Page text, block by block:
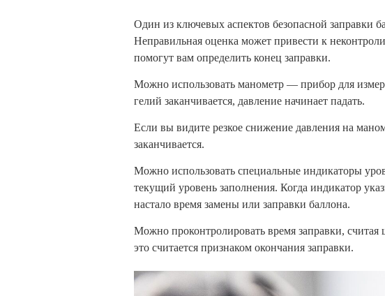
Один из ключевых аспектов безопасной заправки
Неправильная оценка может привести к
помогут вам определить конец заправки.
Можно использовать манометр — прибор для
гелий заканчивается, давление начинает падать.
Если вы видите резкое снижение давления на
заканчивается.
Можно использовать специальные индикаторы
текущий уровень заполнения. Когда индикатор
настало время замены или заправки баллона.
Можно проконтролировать время заправки,
это считается признаком окончания заправки.